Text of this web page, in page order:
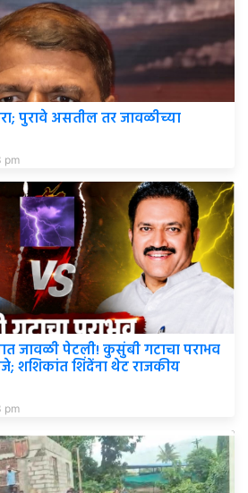
पुरावे असतील तर जावळीच्या
pm
जावळी पेटली! कुसुंबी गटाचा पराभव
शशिकांत शिंदेंना थेट राजकीय
pm